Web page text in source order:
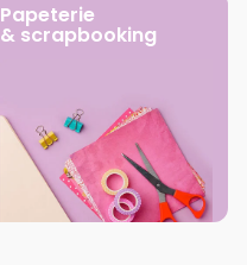
Papeterie
& scrapbooking